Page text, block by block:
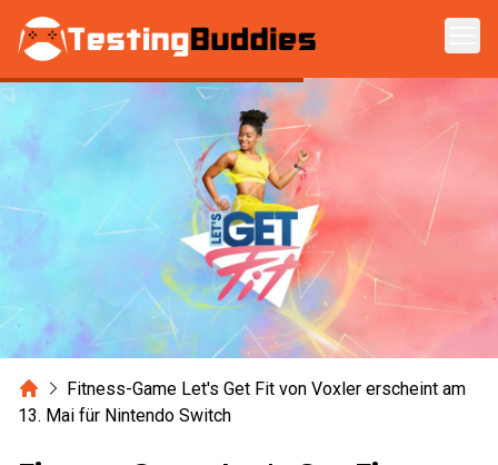
Zum Hauptinhalt springen
HomeFitness-Game Let's Get Fit von Voxler erscheint am
13. Mai für Nintendo Switch